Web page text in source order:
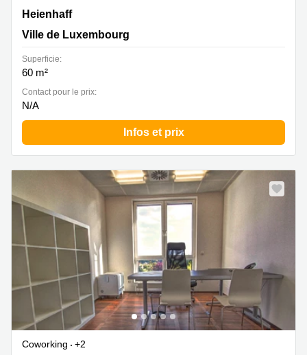
Heienhaff 5, Ville de Luxembourg
Heienhaff
Ville de Luxembourg
Superficie:
60 m²
Contact pour le prix:
N/A
Infos et prix
Coworking +2